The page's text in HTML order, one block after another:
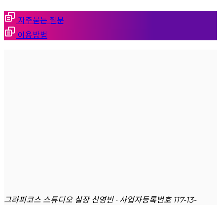
자주묻는 질문
이용방법
그라피코스 스튜디오 실장 신영빈 · 사업자등록번호 117-13-